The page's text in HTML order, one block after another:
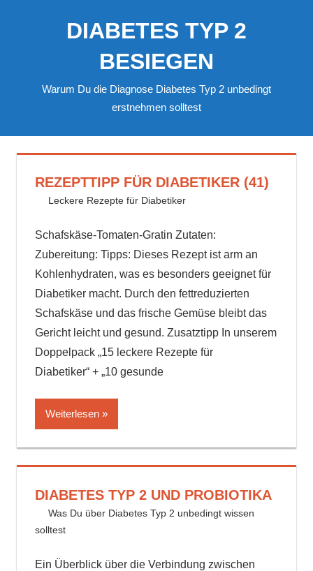
DIABETES TYP 2
BESIEGEN
Warum Du die Diagnose Diabetes Typ 2 unbedingt
erstnehmen solltest
REZEPTTIPP FÜR DIABETIKER (41)
30. August 2024
delta_invest
Leckere Rezepte für Diabetiker
Schafskäse-Tomaten-Gratin Zutaten:
Zubereitung: Tipps: Dieses Rezept ist arm an
Kohlenhydraten, was es besonders geeignet für
Diabetiker macht. Durch den fettreduzierten
Schafskäse und das frische Gemüse bleibt das
Gericht leicht und gesund. Zusatztipp In unserem
Doppelpack „15 leckere Rezepte für
Diabetiker“ + „10 gesunde
Weiterlesen
DIABETES TYP 2 UND PROBIOTIKA
27. August 2024
delta_invest
Was Du über Diabetes Typ 2 unbedingt wissen
solltest
Ein Überblick über die Verbindung zwischen